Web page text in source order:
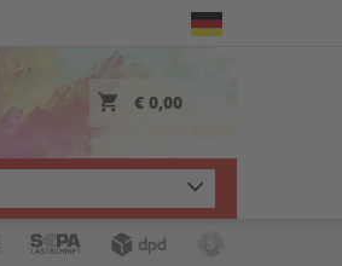
€ 0,00